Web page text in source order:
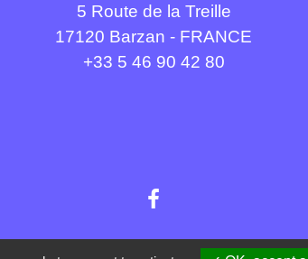
5 Route de la Treille
17120 Barzan - FRANCE
+33 5 46 90 42 80